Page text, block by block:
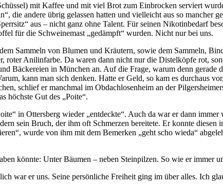
mit Kaffee und mit viel Brot zum Einbrocken serviert
die an­dere übrig gelassen hatten und vielleicht aus so mancher
aus – nicht ganz ohne Talent. Für seinen Nikotinbedarf
für die Schweinemast „ge­dämpft“ wurden. Nicht nur bei uns.
Sammeln von Blumen und Kräutern, sowie dem Sammeln,
roter Anilinfar­be. Da waren dann nicht nur die Distelköpfe rot,
Bäckereien in Mün­chen an. Auf die Frage, warum denn
kann man sich denken. Hat­te er Geld, so kam es durchaus
schlief er manchmal im Obdachlosen­heim an der
höchste Gut des „Poite“.
in Ottersberg wieder „entdeckte“. Auch da war er dann
sein Bruch, der ihm oft Schmerzen bereitete. Er konnte
wurde von ihm mit dem Bemerken „geht scho wieda“
könnte: Unter Bäumen – neben Steinpilzen. So wie er immer
war er uns. Seine persönliche Freiheit ging im über alles. Ich